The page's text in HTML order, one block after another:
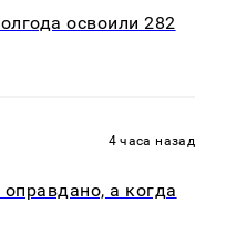
освоили 282
4 часа назад
а когда